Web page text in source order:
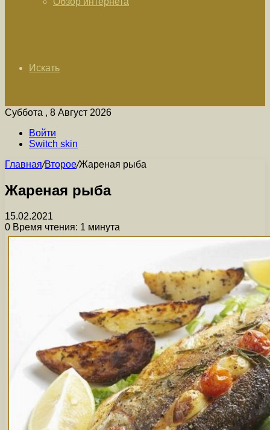
Искать
Суббота , 8 Август 2026
Войти
Switch skin
Главная/Второе/Жареная рыба
Жареная рыба
15.02.2021
0 Время чтения: 1 минута